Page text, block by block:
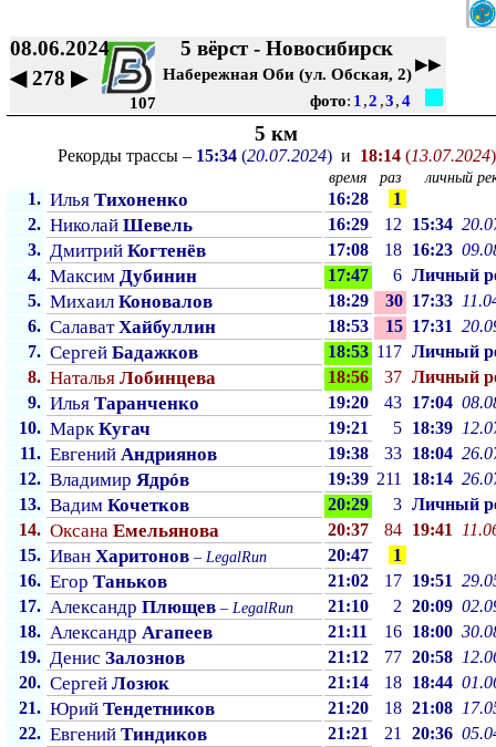
08.06.2024
◀278 ▶
107
5 вёрст - Новосибирск
Набережная Оби (ул. Обская, 2)
▶▶
фото: 1 ,2 ,3,4
5 км
Рекорды трассы – 15:34(20.07.2024)и 18:14(13.07.2024)
время раз личный
1. Илья Тихоненко 16:28
1
2. Николай Шевель 16:29 12 15:34
3. Дмитрий Когтенёв 17:08 18 16:23
4. Максим Дубинин 17:47 6 Личный
5. Михаил Коновалов 18:29 30 17:33
6. СалаватХайбуллин 18:53 15 17:31
7. Сергей Бадажков 18:53 117 Личный
8. Наталья Лобинцева 18:56 37 Личный
9. Илья Таранченко 19:20 43 17:04
10. МаркКугач 19:21 5 18:39
11. Евгений Андриянов 19:38 33 18:04
12. Владимир Ядрóв 19:39 211 18:14
13. Вадим Кочетков 20:29 3 Личный
14. Оксана Емельянова 20:37 84 19:41
15. Иван Харитонов – LegalRun 20:47
1
16. Егор Таньков 21:02 17 19:51
17. Александр Плющев – LegalRun 21:10 2 20:09
18. Александр Агапеев 21:11 16 18:00
19. Денис Залознов 21:12 77 20:58
20. Сергей Лозюк 21:14 18 18:44
21. Юрий Тендетников 21:20 18 21:08
22. Евгений Тиндиков 21:21 21 20:36